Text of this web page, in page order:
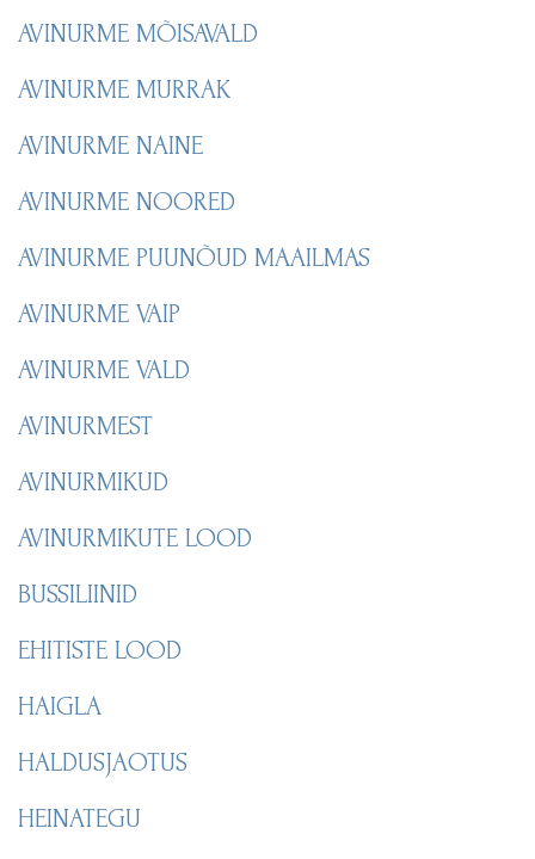
AVINURME MÕISAVALD
AVINURME MURRAK
AVINURME NAINE
AVINURME NOORED
AVINURME PUUNÕUD MAAILMAS
AVINURME VAIP
AVINURME VALD
AVINURMEST
AVINURMIKUD
AVINURMIKUTE LOOD
BUSSILIINID
EHITISTE LOOD
HAIGLA
HALDUSJAOTUS
HEINATEGU